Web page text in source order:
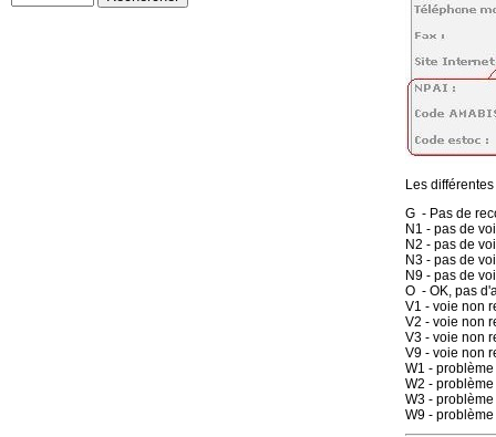
Les
G - Pas de
N1 - pas de
N2 - pas de
N3 - pas de
N9 - pas de
O - OK, pas
V1 - voie non
V2 - voie non
V3 - voie non
V9 - voie non
W1 -
W2 -
W3 -
W9 -